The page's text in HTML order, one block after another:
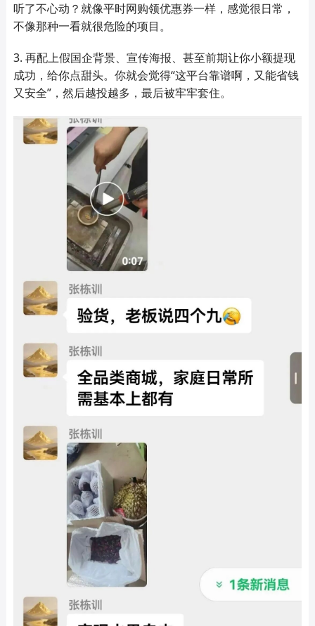
听了不心动？就像平时网购领优惠券一样，感觉很日常，
不像那种一看就很危险的项目。
3. 再配上假国企背景、宣传海报、甚至前期让你小额提现
成功，给你点甜头。你就会觉得“这平台靠谱啊，又能省钱
又安全”，然后越投越多，最后被牢牢套住。